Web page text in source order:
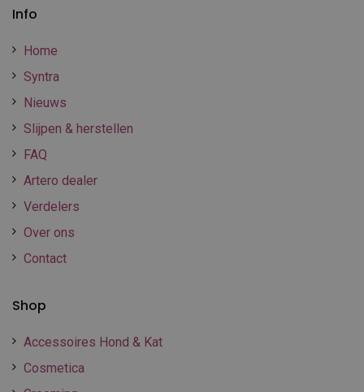
Info
Home
Syntra
Nieuws
Slijpen & herstellen
FAQ
Artero dealer
Verdelers
Over ons
Contact
Shop
Accessoires Hond & Kat
Cosmetica